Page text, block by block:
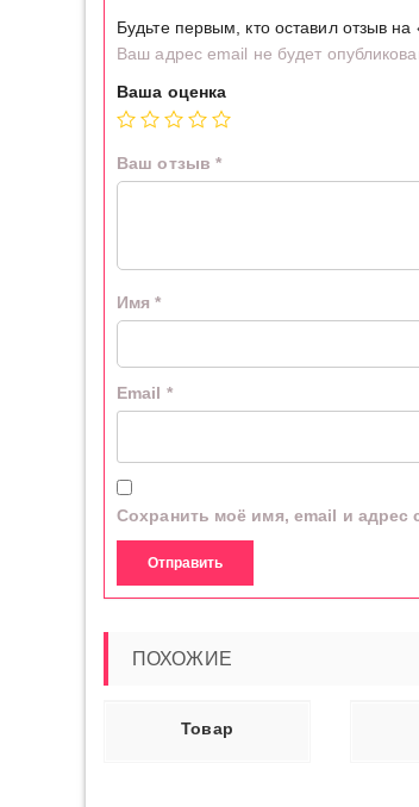
Будьте первым, кто оставил отзыв на
Ваш адрес email не будет
Ваша оценка
Ваш отзыв *
Имя*
Email *
Сохранить моё имя, email и адрес
ПОХОЖИЕ
Товар